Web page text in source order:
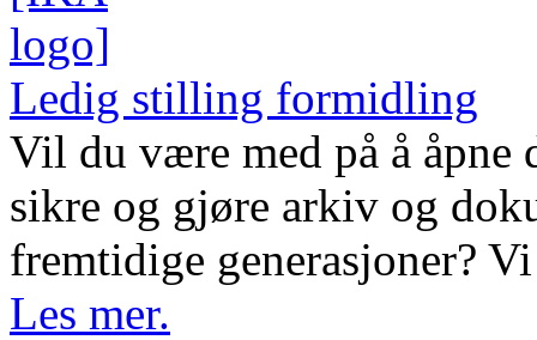
Ledig stilling formidling
Vil du være med på å
sikre og gjøre arkiv og
fremtidige generasjoner?
Les mer.